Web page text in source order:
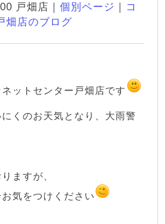
戸畑店｜ 個別ページ ｜ コ
畑店のブログ
ットセンター戸畑店です
くのお天気となり、大雨警
ますが、
気をつけください